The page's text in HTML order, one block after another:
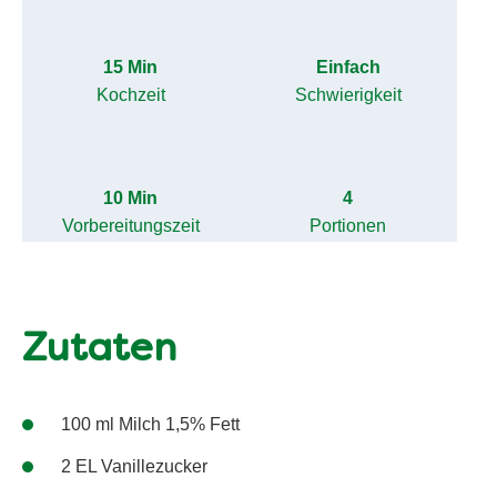
15 Min
Kochzeit
Einfach
Schwierigkeit
10 Min
Vorbereitungszeit
4
Portionen
Zutaten
100 ml Milch 1,5% Fett
2 EL Vanillezucker